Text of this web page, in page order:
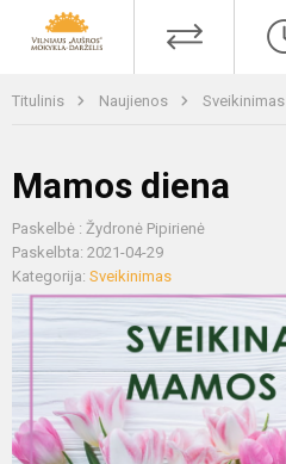
Titulinis Naujienos Sveikinimas
Mamos diena
Paskelbė : Žydronė Pipirienė
Paskelbta: 2021-04-29
Kategorija: Sveikinimas